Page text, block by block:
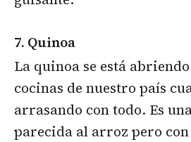
7. Quinoa
La quinoa se está
cocinas de nuestro país
arrasando con todo. Es
parecida al arroz pero